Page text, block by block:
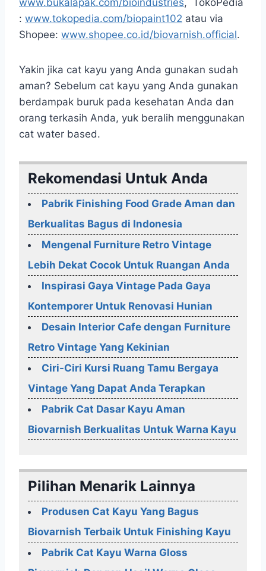
www.bukalapak.com/bioindustries, TokoPedia
: www.tokopedia.com/biopaint102 atau via
Shopee: www.shopee.co.id/biovarnish.official.
Yakin jika cat kayu yang Anda gunakan sudah
aman? Sebelum cat kayu yang Anda gunakan
berdampak buruk pada kesehatan Anda dan
orang terkasih Anda, yuk beralih menggunakan
cat water based.
Rekomendasi Untuk Anda
Pabrik Finishing Food Grade Aman dan
Berkualitas Bagus di Indonesia
Mengenal Furniture Retro Vintage
Lebih Dekat Cocok Untuk Ruangan Anda
Inspirasi Gaya Vintage Pada Gaya
Kontemporer Untuk Renovasi Hunian
Desain Interior Cafe dengan Furniture
Retro Vintage Yang Kekinian
Ciri-Ciri Kursi Ruang Tamu Bergaya
Vintage Yang Dapat Anda Terapkan
Pabrik Cat Dasar Kayu Aman
Biovarnish Berkualitas Untuk Warna Kayu
Pilihan Menarik Lainnya
Produsen Cat Kayu Yang Bagus
Biovarnish Terbaik Untuk Finishing Kayu
Pabrik Cat Kayu Warna Gloss